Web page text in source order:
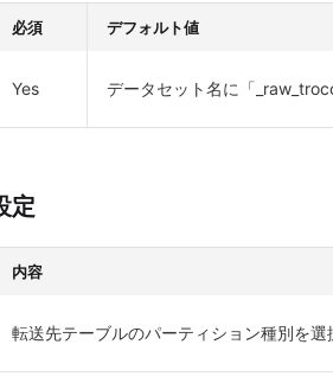
必須 デフォルト値
Yes データセット名に「
定
内容
転送先テーブルのパーティション種別を